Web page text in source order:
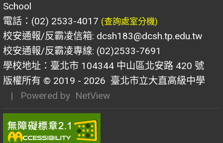
School
電話：(02) 2533-4017 (查詢處室分機)
校安通報/反霸凌信箱: dcsh183@dcsh.tp.edu.tw
校安通報/反霸凌專線: (02)2533-7691
學校地址：臺北市 104344 中山區北安路 420 號
版權所有 © 2019 - 2026 臺北市立大直高級中學
| Powered by NetView